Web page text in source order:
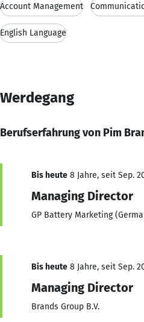
Account Management
English Language
Werdegang
Berufserfahrung von Pim
Bis heute 8 Jahre, seit Sep.
Managing Director
GP Battery Marketing
Bis heute 8 Jahre, seit Sep.
Managing Director
Brands Group B.V.